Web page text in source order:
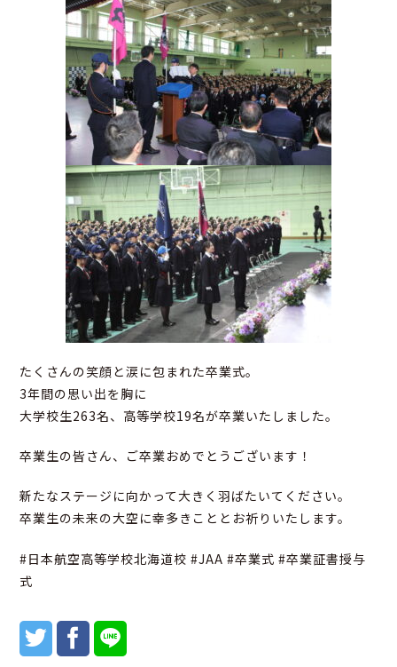
たくさんの笑顔と涙に包まれた卒業式。
3年間の思い出を胸に
大学校生263名、高等学校19名が卒業いたしました。
卒業生の皆さん、ご卒業おめでとうございます！
新たなステージに向かって大きく羽ばたいてください。
卒業生の未来の大空に幸多きこととお祈りいたします。
#日本航空高等学校北海道校 #JAA #卒業式 #卒業証書授与
式